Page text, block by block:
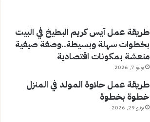
طريقة عمل آيس كريم البطيخ في البيت
بخطوات سهلة وبسيطة..وصفة صيفية
منعشة بمكونات اقتصادية
يوليو 7, 2026
طريقة عمل حلاوة المولد في المنزل
خطوة بخطوة
يونيو 29, 2026